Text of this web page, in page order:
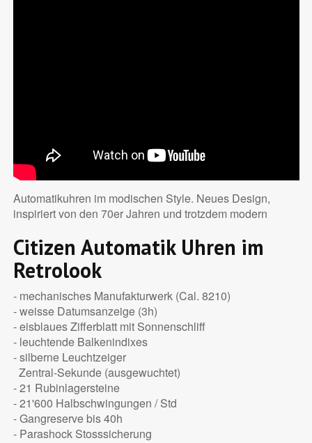
Automatikuhren im modischen Style. Neues Design,
inspiriert von den 70er Jahren und trotzdem modern
Citizen Automatik Uhren im
Retrolook
- mechanisches Manufakturwerk (Cal. 8210)
- weisse Datumsanzeige (3h)
- eisblaues Zifferblatt mit Sonnenschliff
- leuchtende Balkenindixes
- silberne Leuchtzeiger
Zentral-Sekunde (ausgewuchtet)
- 21 Rubinlagersteine
- 21'600 Halbschwingungen / Std
- Gangreserve bis 40h
- Parashock Stosssicherung